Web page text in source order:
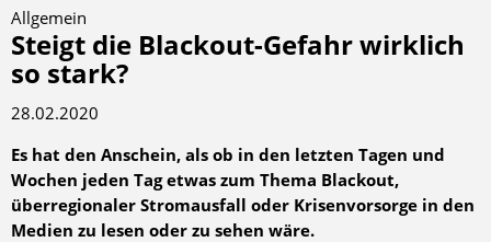
Allgemein
Steigt die Blackout-Gefahr wirklich
so stark?
28.02.2020
Es hat den Anschein, als ob in den letzten Tagen und
Wochen jeden Tag etwas zum Thema Blackout,
überregionaler Stromausfall oder Krisenvorsorge in den
Medien zu lesen oder zu sehen wäre.